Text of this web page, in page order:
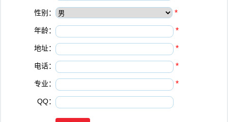
性别： *
年龄： *
地址： *
电话： *
专业： *
QQ：